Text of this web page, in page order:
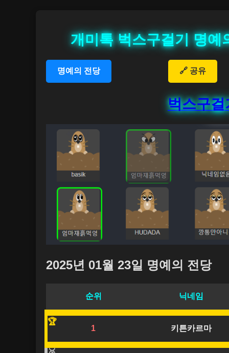
개미톡 벅스구걸기 명
명예의 전당 🔗 공유
벅스구
2025년 01월 23일 명예의 전당
순위 닉네임
1 키튼카르마